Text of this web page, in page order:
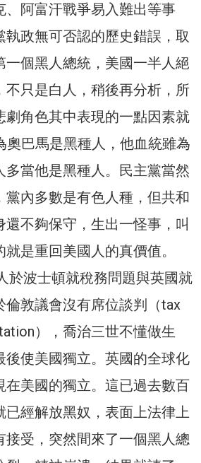
、阿富汗戰爭易入難出等事
執政無可否認的歷史錯誤，取
一個黑人總統，美國一半人絕
不只是白人，稍後再分析，所
劇角色其中表現的一點因素就
奧巴馬是黑種人，他血統雖為
多當他是黑種人。民主黨當然
黨內多數是有色人種，但共和
不夠保守，生出一怪事，叫
是重回美國人的真價值。
於波士頓就稅務問題與英國就
倫敦議會沒有席位談判（tax
），喬治三世不懂做生
後使美國獨立。英國的全球化
在美國的獨立。這已過去數百
已經解放黑奴，表面上法律上
接受，突然間來了一個黑人總